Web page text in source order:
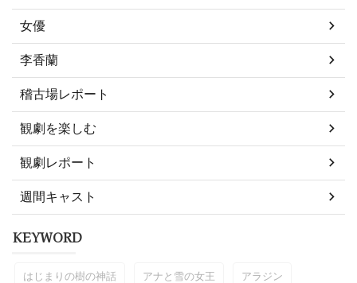
女優
李香蘭
稽古場レポート
観劇を楽しむ
観劇レポート
週間キャスト
KEYWORD
はじまりの樹の神話 アナと雪の女王 アラジン